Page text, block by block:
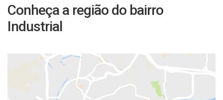
Conheça a região do bairro
Industrial